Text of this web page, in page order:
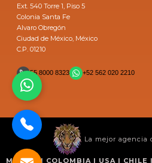
Ext. 540 Torre 1, Piso 5
Colonia Santa Fe
Alvaro Obregón
Ciudad de México, México
C.P. 01210
55 8000 8323 +52 562 020 2210
La mejor agencia
MÉXICO | COLOMBIA | USA | CHILE